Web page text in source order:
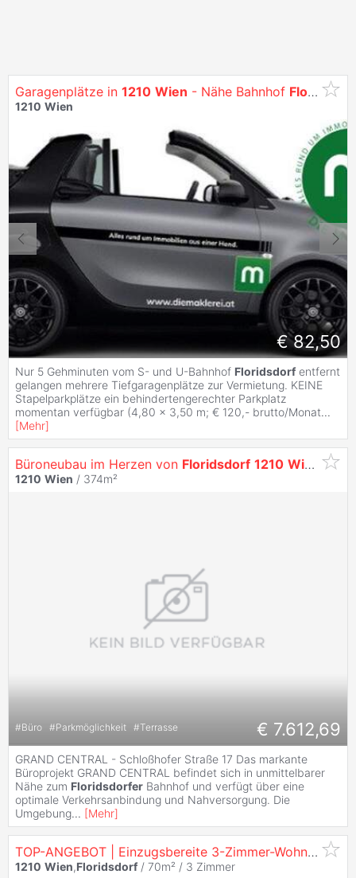
Garagenplätze in 1210 Wien - Nähe Bahnhof Floridsdorf
1210 Wien
€ 82,50
Nur 5 Gehminuten vom S- und U-Bahnhof Floridsdorf entfernt
gelangen mehrere Tiefgaragenplätze zur Vermietung. KEINE
Stapelparkplätze ein behindertengerechter Parkplatz
momentan verfügbar (4,80 x 3,50 m; € 120,- brutto/Monat...
[Mehr]
Büroneubau im Herzen von Floridsdorf 1210 Wien zu
1210 Wien / 374m²
#Büro #Parkmöglichkeit #Terrasse € 7.612,69
GRAND CENTRAL - Schloßhofer Straße 17 Das markante
Büroprojekt GRAND CENTRAL befindet sich in unmittelbarer
Nähe zum Floridsdorfer Bahnhof und verfügt über eine
optimale Verkehrsanbindung und Nahversorgung. Die
Umgebung... [Mehr]
TOP-ANGEBOT | Einzugsbereite 3-Zimmer-Wohnung mit ca. 70 m² in
1210 Wien,Floridsdorf / 70m² / 3 Zimmer